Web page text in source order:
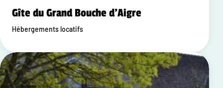
Gîte du Grand Bouche d'Aigre
Hébergements locatifs